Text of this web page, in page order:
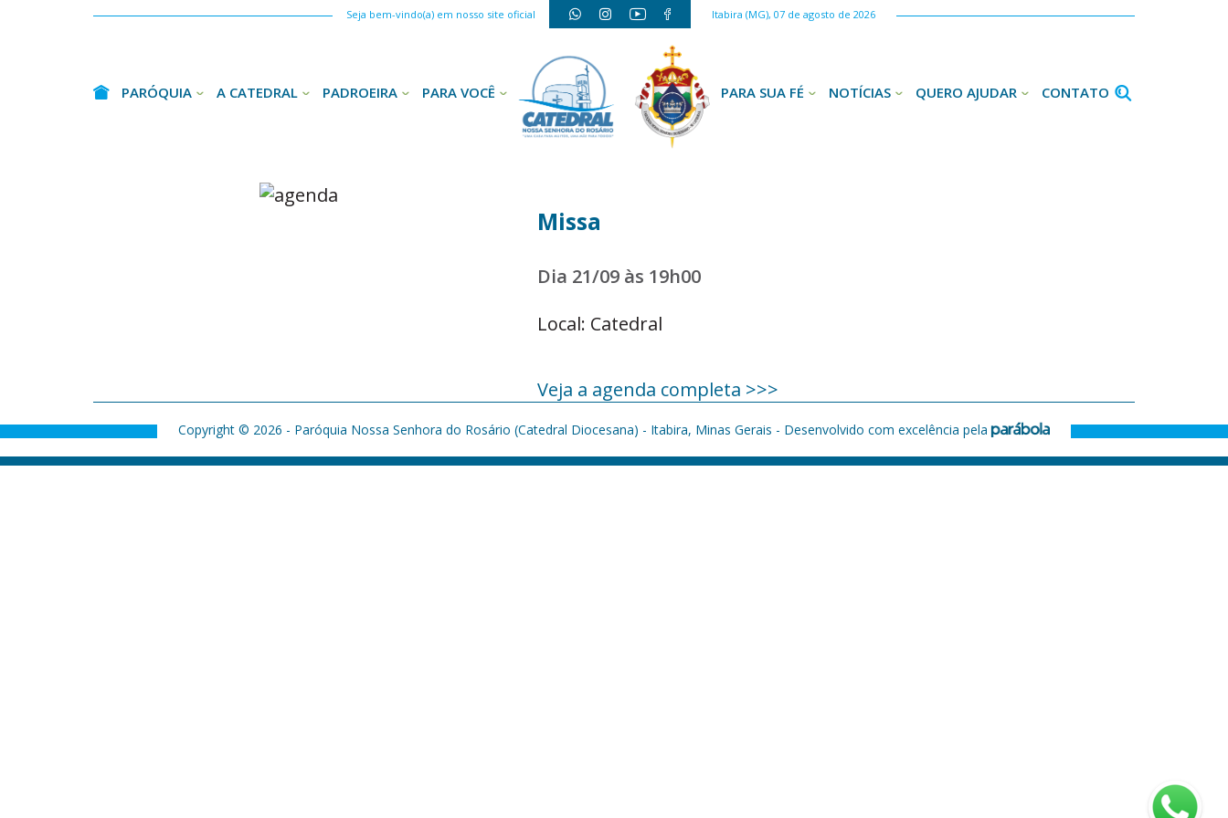
Seja bem-vindo(a) em nosso site oficial Itabira (MG), 07 de agosto de 2026
PARÓQUIA A CATEDRAL PADROEIRA PARA VOCÊ PARA SUA FÉ NOTÍCIAS QUERO AJUDAR CONTATO
Missa
Dia 21/09 às 19h00
Local: Catedral
Veja a agenda completa >>>
Copyright © 2026 - Paróquia Nossa Senhora do Rosário (Catedral Diocesana) - Itabira, Minas Gerais - Desenvolvido com excelência pela